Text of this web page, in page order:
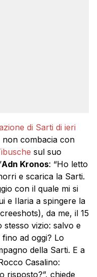
di Sarti di ieri
non combacia con
sul suo
Adn Kronos: “Ho letto
e scarica la Sarti.
con il quale mi si
e Ilaria a spingere la
da me, il 15
stesso vizio: salvo e
ad oggi? Lo
della Sarti. E a
Casalino:
risposto?”, chiede